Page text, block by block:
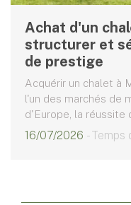
Achat d'un
structurer et
de prestige
Acquérir un chalet à
l'un des marchés de
d'Europe, la réussite
16/07/2026 - Temps